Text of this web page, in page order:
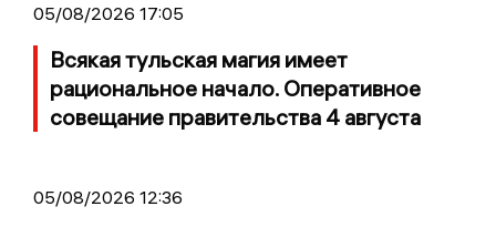
05/08/2026 17:05
Всякая тульская магия имеет
рациональное начало. Оперативное
совещание правительства 4 августа
05/08/2026 12:36